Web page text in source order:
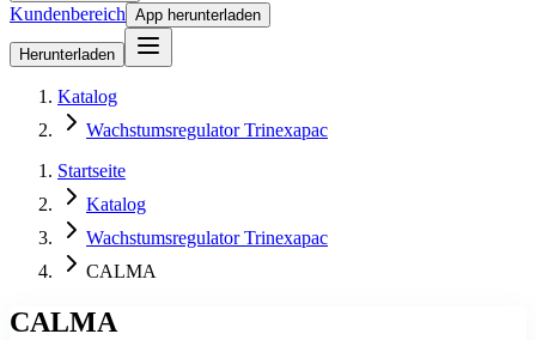
Kundenbereich App herunterladen
Herunterladen
Katalog
Wachstumsregulator Trinexapac
Startseite
Katalog
Wachstumsregulator Trinexapac
CALMA
CALMA